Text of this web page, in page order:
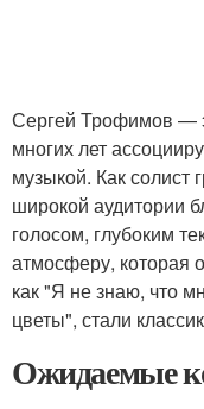
Сергей Трофимов —
многих лет
музыкой. Как солист
широкой аудитории
голосом, глубоким
атмосферу, которая
как "Я не знаю, что
цветы", стали
Ожидаемые